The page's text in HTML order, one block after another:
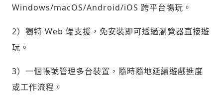
Windows/macOS/Android/iOS 跨平台暢玩。
2）獨特 Web 端支援，免安裝即可透過瀏覽器直接遊
玩。
3）一個帳號管理多台裝置，隨時隨地延續遊戲進度
或工作流程。